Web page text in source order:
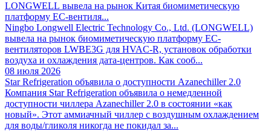
LONGWELL вывела на рынок Китая биомиметическую
платформу EC-вентиля...
Ningbo Longwell Electric Technology Co., Ltd. (LONGWELL)
вывела на рынок биомиметическую платформу EC-
вентиляторов LWBE3G для HVAC-R, установок обработки
воздуха и охлаждения дата-центров. Как сооб...
08 июля 2026
Star Refrigeration объявила о доступности Azanechiller 2.0
Компания Star Refrigeration объявила о немедленной
доступности чиллера Azanechiller 2.0 в состоянии «как
новый». Этот аммиачный чиллер с воздушным охлаждением
для воды/гликоля никогда не покидал за...